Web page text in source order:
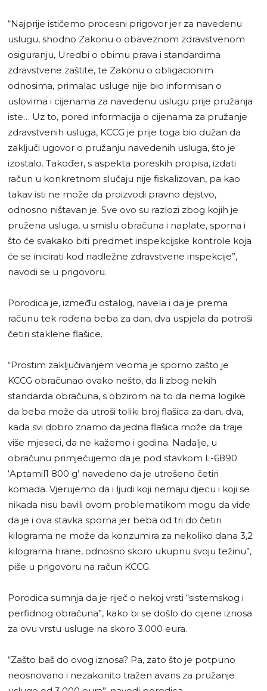
“Najprije ističemo procesni prigovor jer za navedenu
uslugu, shodno Zakonu o obaveznom zdravstvenom
osiguranju, Uredbi o obimu prava i standardima
zdravstvene zaštite, te Zakonu o obligacionim
odnosima, primalac usluge nije bio informisan o
uslovima i cijenama za navedenu uslugu prije pružanja
iste… Uz to, pored informacija o cijenama za pružanje
zdravstvenih usluga, KCCG je prije toga bio dužan da
zaključi ugovor o pružanju navedenih usluga, što je
izostalo. Također, s aspekta poreskih propisa, izdati
račun u konkretnom slučaju nije fiskalizovan, pa kao
takav isti ne može da proizvodi pravno dejstvo,
odnosno ništavan je. Sve ovo su razlozi zbog kojih je
pružena usluga, u smislu obračuna i naplate, sporna i
što će svakako biti predmet inspekcijske kontrole koja
će se inicirati kod nadležne zdravstvene inspekcije”,
navodi se u prigovoru.
Porodica je, između ostalog, navela i da je prema
računu tek rođena beba za dan, dva uspjela da potroši
četiri staklene flašice.
“Prostim zaključivanjem veoma je sporno zašto je
KCCG obračunao ovako nešto, da li zbog nekih
standarda obračuna, s obzirom na to da nema logike
da beba može da utroši toliki broj flašica za dan, dva,
kada svi dobro znamo da jedna flašica može da traje
više mjeseci, da ne kažemo i godina. Nadalje, u
obračunu primjećujemo da je pod stavkom L-6890
‘Aptamil1 800 g’ navedeno da je utrošeno četiri
komada. Vjerujemo da i ljudi koji nemaju djecu i koji se
nikada nisu bavili ovom problematikom mogu da vide
da je i ova stavka sporna jer beba od tri do četiri
kilograma ne može da konzumira za nekoliko dana 3,2
kilograma hrane, odnosno skoro ukupnu svoju težinu”,
piše u prigovoru na račun KCCG.
Porodica sumnja da je riječ o nekoj vrsti “sistemskog i
perfidnog obračuna”, kako bi se došlo do cijene iznosa
za ovu vrstu usluge na skoro 3.000 eura.
“Zašto baš do ovog iznosa? Pa, zato što je potpuno
neosnovano i nezakonito tražen avans za pružanje